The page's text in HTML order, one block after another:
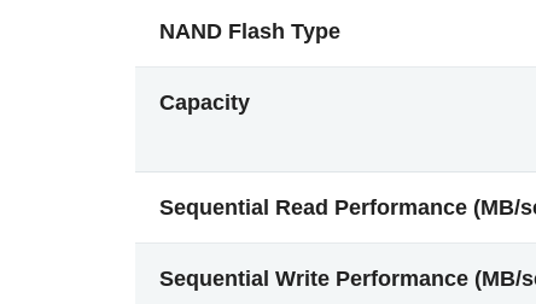
NAND Flash Type
Capacity
Sequential Read Performance (MB/
Sequential Write Performance (MB/